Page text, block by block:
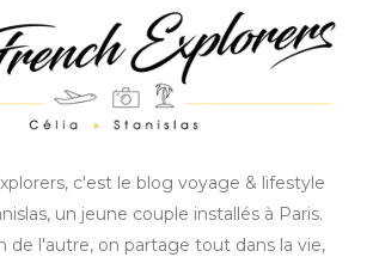
c'est le blog voyage & lifestyle
un jeune couple installés à Paris.
de l'autre, on partage tout dans la vie,